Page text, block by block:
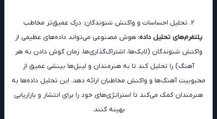
۲. تحلیل احساسات و واکنش شنوندگان: درک عمیق‌تر مخاطب
پلتفرم‌های تحلیل داده: هوش مصنوعی می‌تواند داده‌های عظیمی از
واکنش شنوندگان (لایک‌ها، اشتراک‌گذاری‌ها، زمان گوش دادن به هر
آهنگ) را تحلیل کند تا به هنرمندان و لیبل‌ها بینشی عمیق از
محبوبیت آهنگ‌ها و واکنش مخاطبان ارائه دهد. این تحلیل داده‌ها به
هنرمندان کمک می‌کند تا استراتژی‌های خود را برای انتشار و بازاریابی
بهینه کنند.